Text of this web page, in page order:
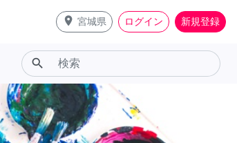
place 宮城県 ログイン 新規登録
search